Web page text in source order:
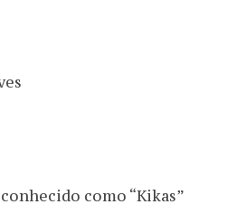
como “Kikas”